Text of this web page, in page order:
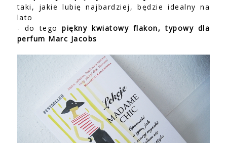
taki, jakie lubię najbardziej, będzie idealny na
lato
- do tegopiękny kwiatowy flakon, typowy dla
perfum Marc Jacobs